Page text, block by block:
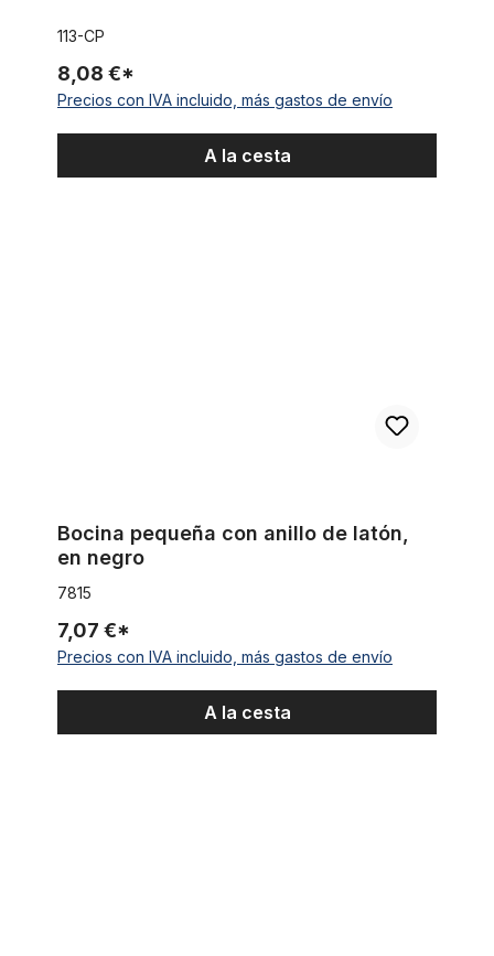
113-CP
8,08 €*
Precios con IVA incluido, más gastos de envío
A la cesta
Bocina pequeña con anillo de latón,
en negro
7815
7,07 €*
Precios con IVA incluido, más gastos de envío
A la cesta